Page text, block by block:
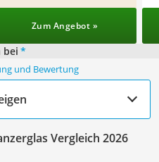
Zum Angebot »
bei *
und Bewertung
Vergleich 2026